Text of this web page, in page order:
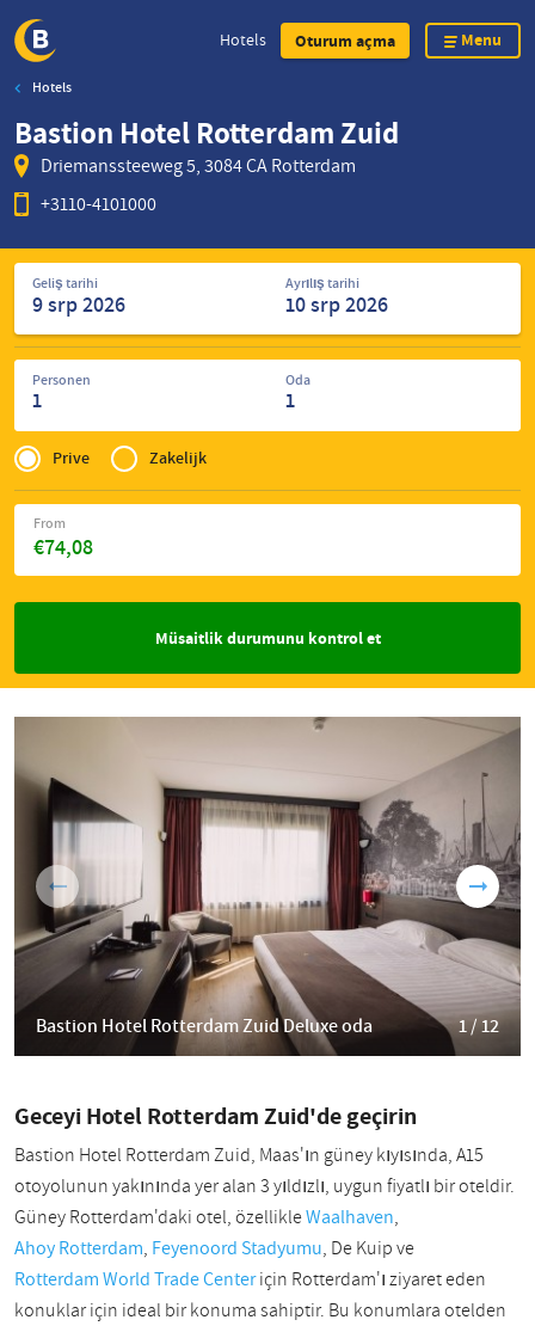
Skip
main
content
Hotels Oturum açma Menu
Hotels
Bastion Hotel Rotterdam Zuid
Driemanssteeweg 5, 3084 CA Rotterdam
+3110-4101000
Otel
arayınGeliş tarihi Ayrılış tarihi
Personen
1
Oda
1
Privé
of
Zakelijk
Prive Zakelijk
€74,08
From
Müsaitlik durumunu kontrol et
Bastion Hotel Rotterdam Zuid Deluxe oda 1 / 12
Geceyi Hotel Rotterdam Zuid'de geçirin
Bastion Hotel Rotterdam Zuid, Maas'ın güney kıyısında, A15
otoyolunun yakınında yer alan 3 yıldızlı, uygun fiyatlı bir oteldir.
Güney Rotterdam'daki otel, özellikleWaalhaven,
Ahoy Rotterdam, Feyenoord Stadyumu, De Kuip ve
Rotterdam World Trade Centeriçin Rotterdam'ı ziyaret eden
konuklar için ideal bir konuma sahiptir. Bu konumlara otelden